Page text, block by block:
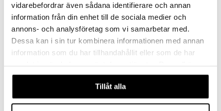
vidarebefordrar även sådana identifierare och annan
information från din enhet till de sociala medier och
annons- och analysföretag som vi samarbetar med.
Dessa kan i sin tur kombinera informationen med annan
information som du har tillhandahållit eller som de har
våra cookies vid fortsatt användande av vår webbplats.
Tillåt alla
Kisby Dry Shampoo Powder
KISBY
89 kr
Nioxin Hair Fall Defense Shampoo
NIOXIN
249 kr